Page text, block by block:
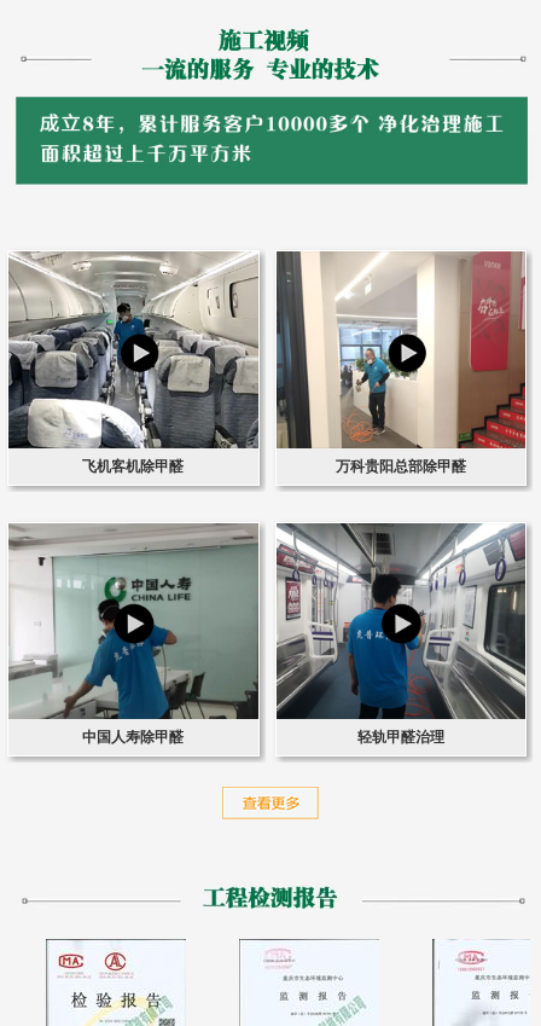
飞机客机除甲醛 万科贵阳总部除甲醛
中国人寿除甲醛 轻轨甲醛治理